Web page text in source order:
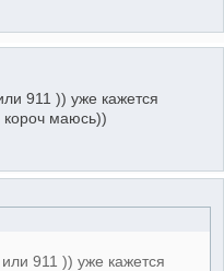
911 )) уже кажется
маюсь))
911 )) уже кажется